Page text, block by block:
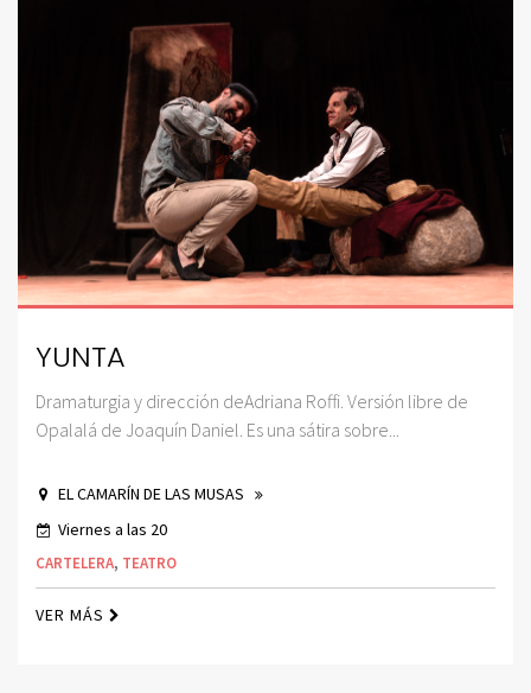
YUNTA
Dramaturgia y dirección deAdriana Roffi. Versión libre de
Opalalá de Joaquín Daniel. Es una sátira sobre...
EL CAMARÍN DE LAS MUSAS
Viernes a las 20
CARTELERA, TEATRO
VER MÁS